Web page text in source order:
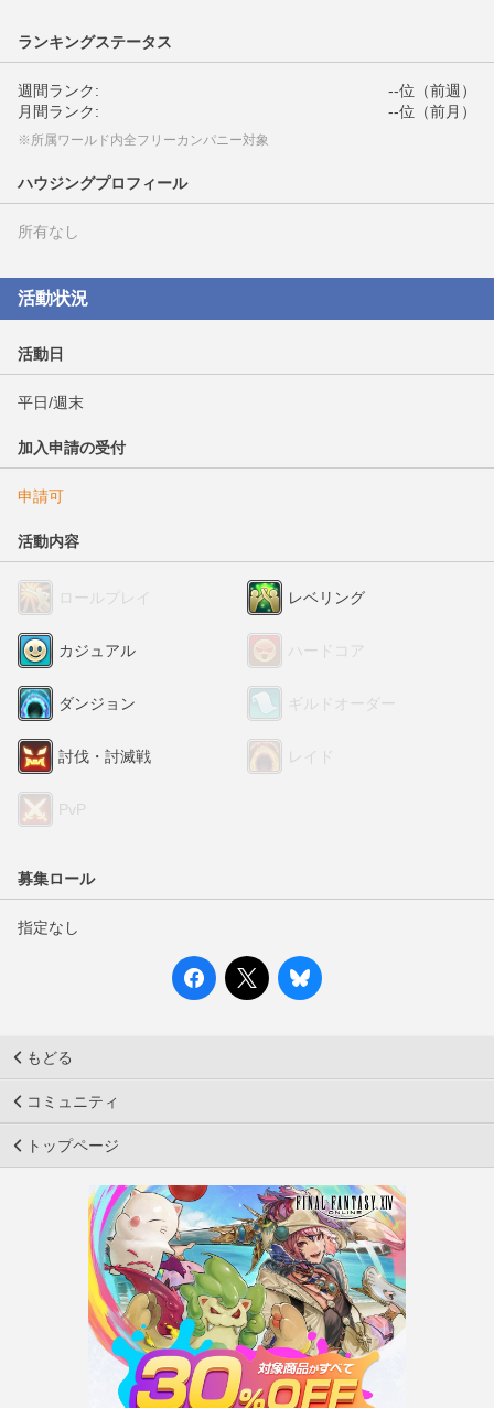
ランキングステータス
週間ランク:
--位（前週）
月間ランク:
--位（前月）
※所属ワールド内全フリーカンパニー対象
ハウジングプロフィール
所有なし
活動状況
活動日
平日/週末
加入申請の受付
申請可
活動内容
ロールプレイ レベリング
カジュアル ハードコア
ダンジョン ギルドオーダー
討伐・討滅戦 レイド
PvP
募集ロール
指定なし
もどる
コミュニティ
トップページ